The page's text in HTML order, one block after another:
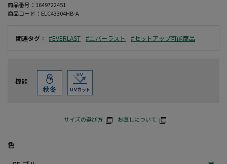
商品番号： 1649722451
商品コード： ELC43304HB-A
関連タグ ： #EVERLAST #エバーラスト #セットアップ可能商品
機能
サイズの選び方 お直しについて
色